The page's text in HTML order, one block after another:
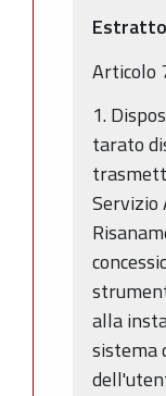
Articolo
1.
tarato
Servizio
alla
sistema